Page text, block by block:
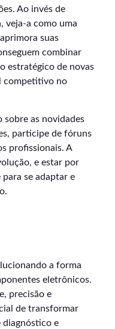
Ao invés de
veja-a como uma
suas
combinar
estratégico de novas
competitivo no
sobre as novidades
participe de fóruns
profissionais. A
e estar por
se adaptar e
a forma
eletrônicos.
precisão e
de transformar
diagnóstico e